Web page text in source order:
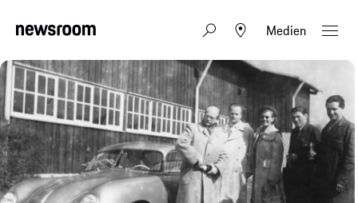
Medien